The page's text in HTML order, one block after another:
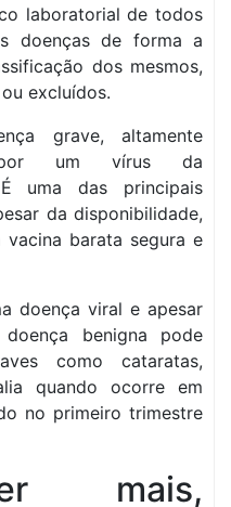
laboratorial de todos
doenças de forma a
dos mesmos,
excluídos.
grave, altamente
por um vírus da
uma das principais
da disponibilidade,
barata segura e
doença viral e apesar
benigna pode
como cataratas,
quando ocorre em
no primeiro trimestre
mais,